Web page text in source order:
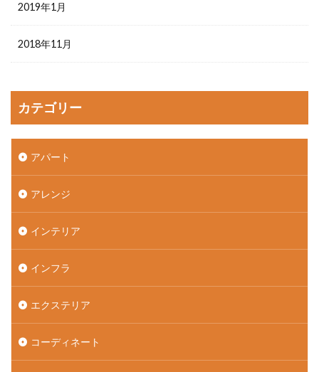
2019年1月
2018年11月
カテゴリー
アパート
アレンジ
インテリア
インフラ
エクステリア
コーディネート